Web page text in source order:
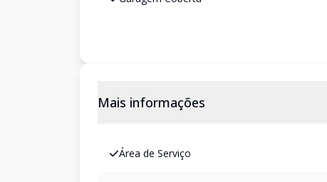
Mais informações
Área de Serviço